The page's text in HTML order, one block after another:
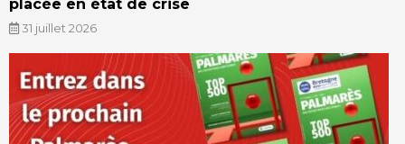
placée en état de crise
31 juillet 2026